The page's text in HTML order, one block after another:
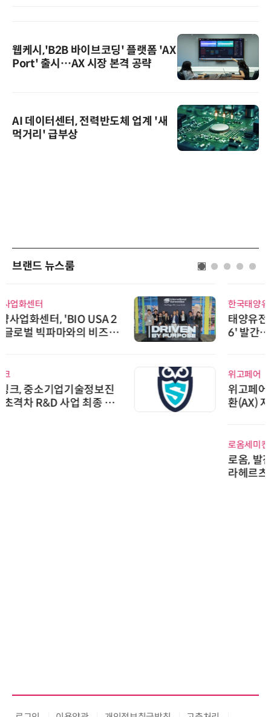
웹케시,'B2B 바이브코딩' 플랫폼 'AX
Port' 출시…AX 시장 본격 공략
AI 데이터센터, 전력반도체 업계 '새
먹거리' 급부상
브랜드 뉴스룸
한국태양유전
태양유전, '안전·환경 보고서 202
6' 발간…2030년 SBT 수준 온실
위고페어, 서울AI허브 '2026 AI 전
환(AX) 지원사업' 컨소시엄 선정